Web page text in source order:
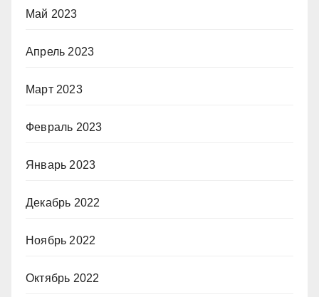
Май 2023
Апрель 2023
Март 2023
Февраль 2023
Январь 2023
Декабрь 2022
Ноябрь 2022
Октябрь 2022